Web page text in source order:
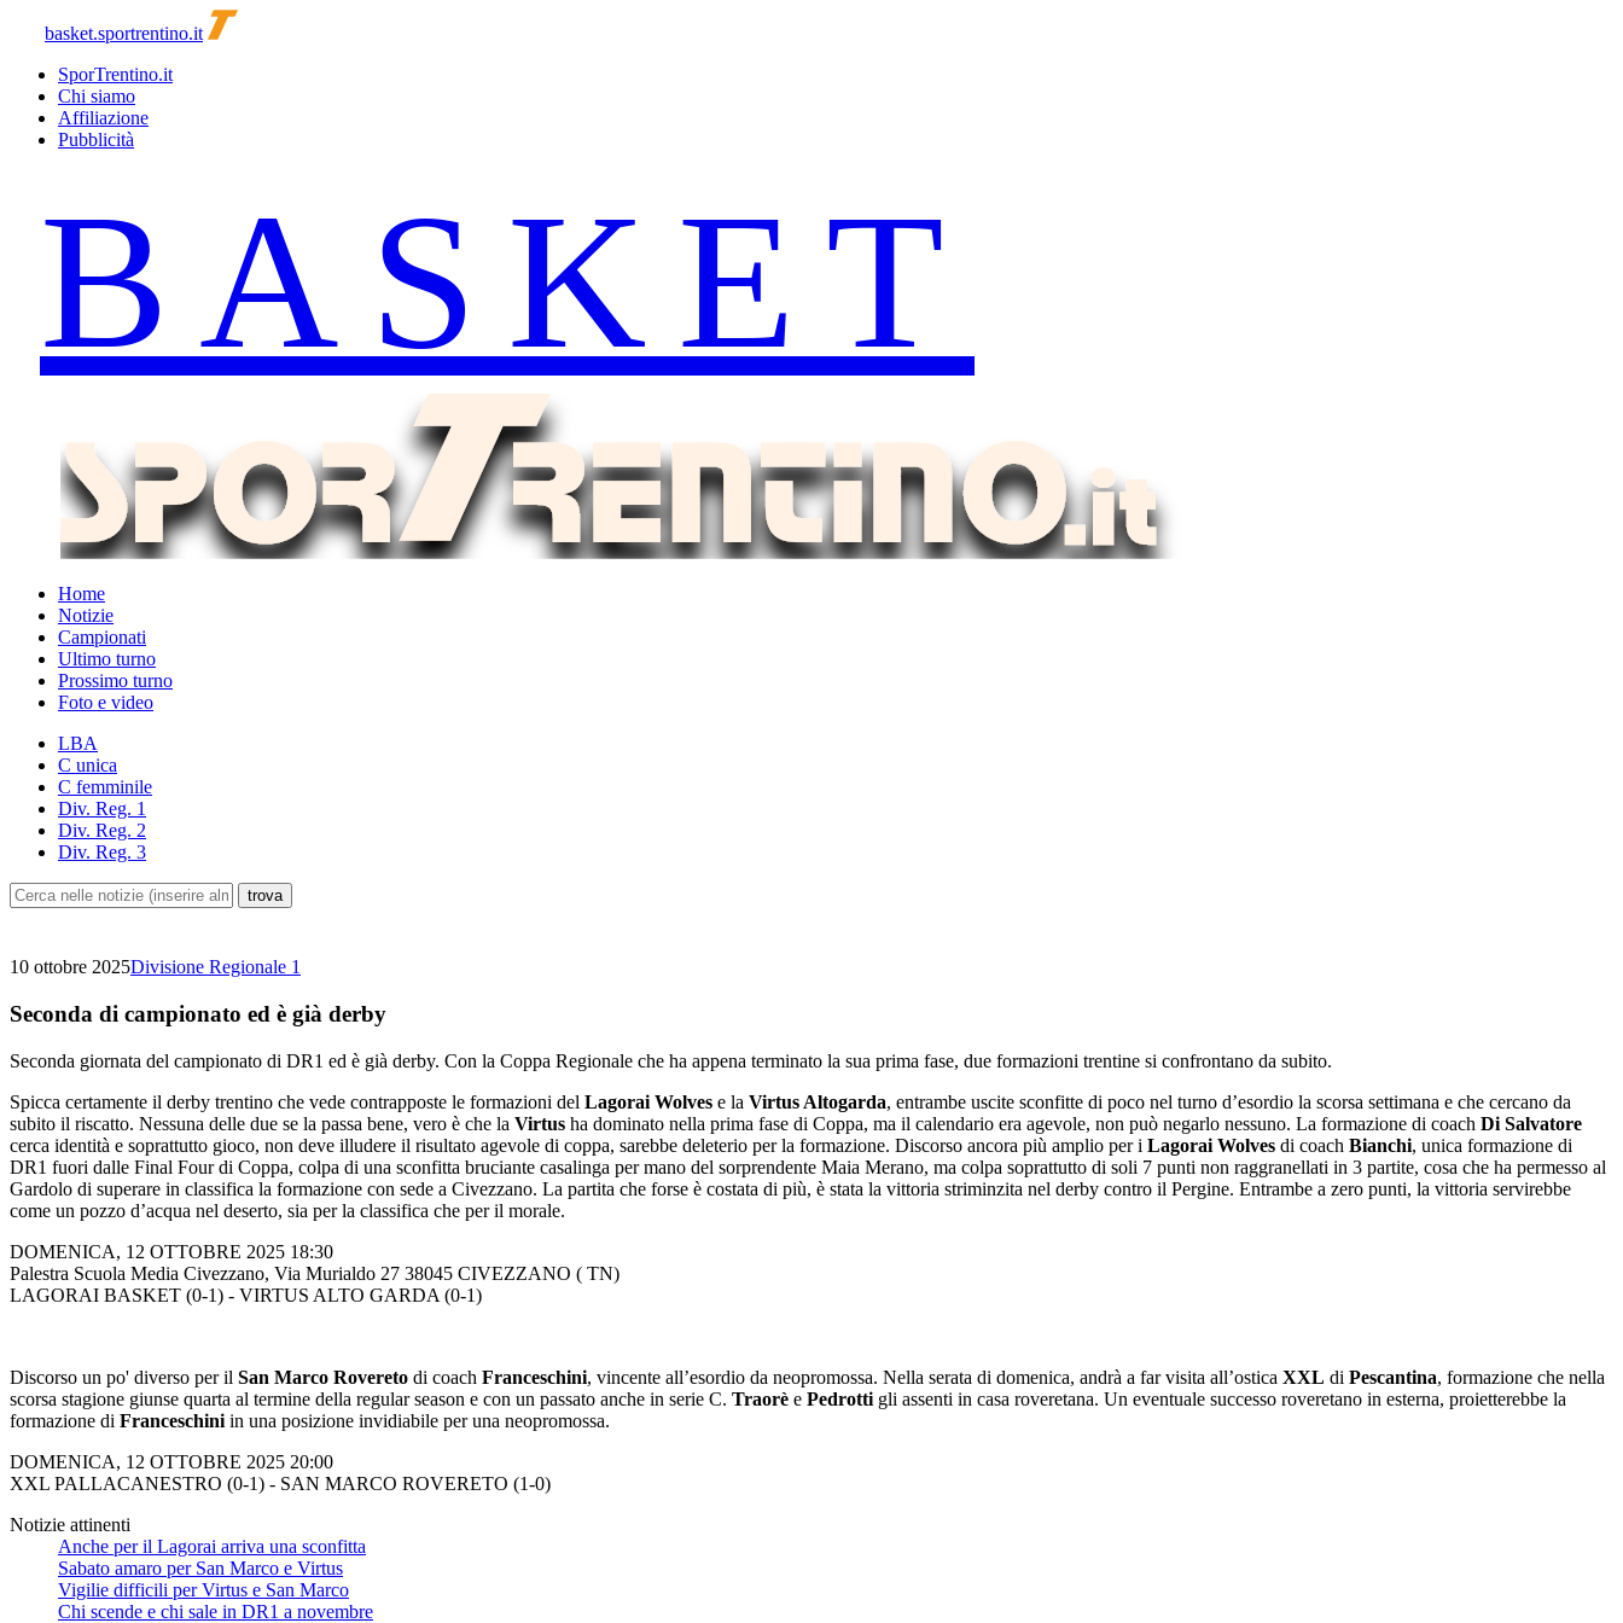
basket.sportrentino.it
SporTrentino.it
Chi siamo
Affiliazione
Pubblicità
Home
Notizie
Campionati
Ultimo turno
Prossimo turno
Foto e video
LBA
C unica
C femminile
Div. Reg. 1
Div. Reg. 2
Div. Reg. 3
10 ottobre 2025Divisione Regionale 1
Seconda di campionato ed è già derby
Seconda giornata del campionato di DR1 ed è già derby. Con la Coppa Regionale che ha appena terminato la sua prima fase, due formazioni trentine si confrontano da subito.
Spicca certamente il derby trentino che vede contrapposte le formazioni del Lagorai Wolves e la Virtus Altogarda, entrambe uscite sconfitte di poco nel turno d’esordio la scorsa settimana e che cercano da
subito il riscatto. Nessuna delle due se la passa bene, vero è che la Virtus ha dominato nella prima fase di Coppa, ma il calendario era agevole, non può negarlo nessuno. La formazione di coach Di Salvatore
cerca identità e soprattutto gioco, non deve illudere il risultato agevole di coppa, sarebbe deleterio per la formazione. Discorso ancora più amplio per i Lagorai Wolves di coach Bianchi, unica formazione di
DR1 fuori dalle Final Four di Coppa, colpa di una sconfitta bruciante casalinga per mano del sorprendente Maia Merano, ma colpa soprattutto di soli 7 punti non raggranellati in 3 partite, cosa che ha permesso al
Gardolo di superare in classifica la formazione con sede a Civezzano. La partita che forse è costata di più, è stata la vittoria striminzita nel derby contro il Pergine. Entrambe a zero punti, la vittoria servirebbe
come un pozzo d’acqua nel deserto, sia per la classifica che per il morale.
DOMENICA, 12 OTTOBRE 2025 18:30
Palestra Scuola Media Civezzano, Via Murialdo 27 38045 CIVEZZANO ( TN)
LAGORAI BASKET (0-1) - VIRTUS ALTO GARDA (0-1)
Discorso un po' diverso per il San Marco Rovereto di coach Franceschini, vincente all’esordio da neopromossa. Nella serata di domenica, andrà a far visita all’ostica XXL di Pescantina, formazione che nella
scorsa stagione giunse quarta al termine della regular season e con un passato anche in serie C. Traorè e Pedrotti gli assenti in casa roveretana. Un eventuale successo roveretano in esterna, proietterebbe la
formazione di Franceschini in una posizione invidiabile per una neopromossa.
DOMENICA, 12 OTTOBRE 2025 20:00
XXL PALLACANESTRO (0-1) - SAN MARCO ROVERETO (1-0)
Notizie attinenti
Anche per il Lagorai arriva una sconfitta
Sabato amaro per San Marco e Virtus
Vigilie difficili per Virtus e San Marco
Chi scende e chi sale in DR1 a novembre